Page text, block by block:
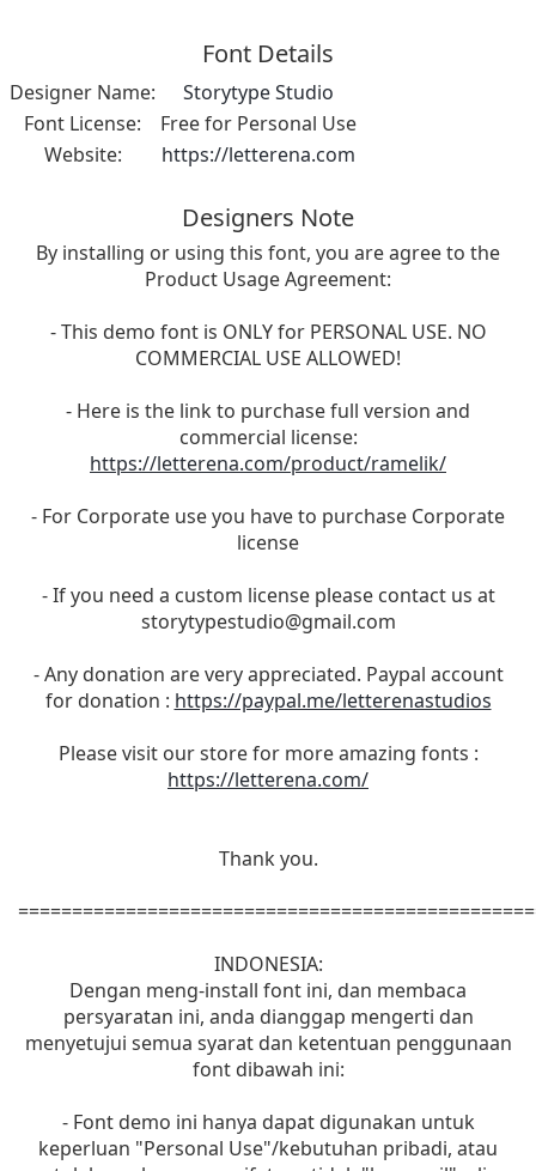
Font Details
Designer Name:
Storytype Studio
Font License:
Free for Personal Use
Website:
https://letterena.com
Designers Note
By installing or using this font, you are agree to the
Product Usage Agreement:
- This demo font is ONLY for PERSONAL USE. NO
COMMERCIAL USE ALLOWED!
- Here is the link to purchase full version and
commercial license:
https://letterena.com/product/ramelik/
- For Corporate use you have to purchase Corporate
license
- If you need a custom license please contact us at
storytypestudio@gmail.com
- Any donation are very appreciated. Paypal account
for donation : https://paypal.me/letterenastudios
Please visit our store for more amazing fonts :
https://letterena.com/
Thank you.
INDONESIA:
Dengan meng-install font ini, dan membaca
persyaratan ini, anda dianggap mengerti dan
menyetujui semua syarat dan ketentuan penggunaan
font dibawah ini:
- Font demo ini hanya dapat digunakan untuk
keperluan "Personal Use"/kebutuhan pribadi, atau